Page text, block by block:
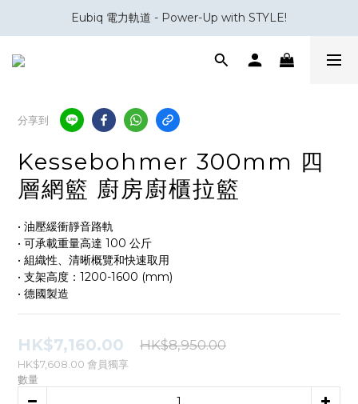
會員積分換領百佳 HK$50 購物禮券
Eubiq 電力軌道 - Power-Up with STYLE!
會員積分換領百佳 HK$50 購物禮券
分享到
Kessebohmer 300mm 四
層網籃 廚房廚櫃拉籃
• 油壓緩衝靜音路軌
• 可承載重量高達 100 公斤
• 組織性、清晰概覽和快速取用
• 支架高度：1200-1600 (mm)
• 德國製造
HK$7,160.00 HK$8,950.00
HK$7,608.00 會員獨享
數量